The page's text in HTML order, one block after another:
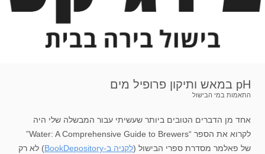
pH במאש ותיקון פרופיל מים
התאמות במי הבישול
אחד מן הדברים הטובים ביותר שעשיתי עבור המבשלה שלי היה
לקרוא את הספר “Water: A Comprehensive Guide to Brewers”
של פאלמר מסדרת ספרי הבישול (לקניה ב-BookDepository
) לא רק